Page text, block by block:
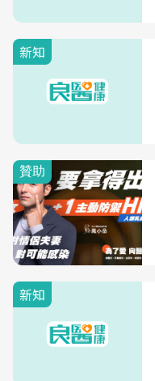
新知
新知